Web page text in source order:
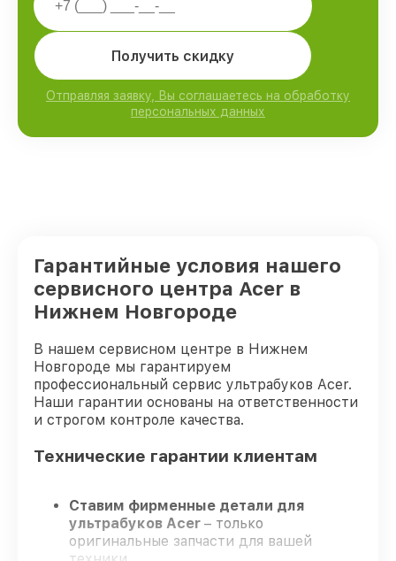
Получить скидку
Отправляя заявку, Вы соглашаетесь на обработку
персональных данных
Гарантийные условия нашего
сервисного центра Acer в
Нижнем Новгороде
В нашем сервисном центре в Нижнем
Новгороде мы гарантируем
профессиональный сервис ультрабуков Acer.
Наши гарантии основаны на ответственности
и строгом контроле качества.
Технические гарантии клиентам
Ставим фирменные детали для
ультрабуков Acer – только
оригинальные запчасти для вашей